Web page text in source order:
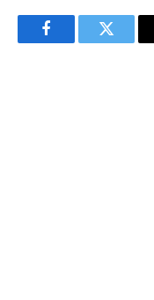
FacebookTwitter